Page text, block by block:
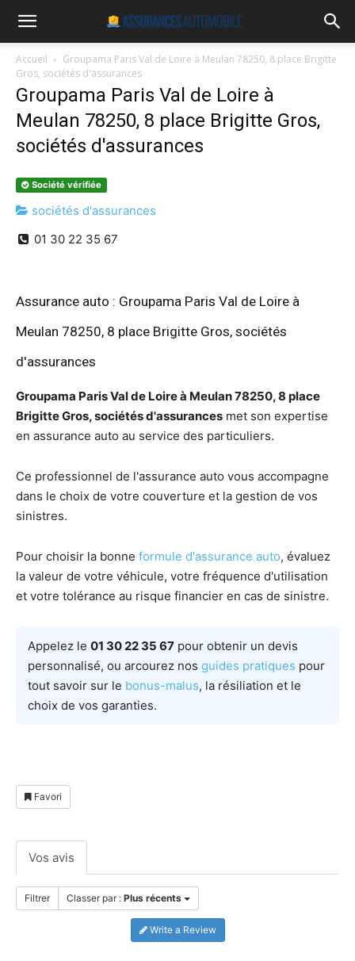
Accueil
Groupama Paris Val de Loire à Meulan 78250, 8 place Brigitte
Gros, sociétés d'assurances
Groupama Paris Val de Loire à
Meulan 78250, 8 place Brigitte Gros,
sociétés d'assurances
Société vérifiée
sociétés d'assurances
01 30 22 35 67
Assurance auto : Groupama Paris Val de Loire à
Meulan 78250, 8 place Brigitte Gros, sociétés
d'assurances
Groupama Paris Val de Loire à Meulan 78250, 8 place
Brigitte Gros, sociétés d'assurances met son expertise
en assurance auto au service des particuliers.
Ce professionnel de l'assurance auto vous accompagne
dans le choix de votre couverture et la gestion de vos
sinistres.
Pour choisir la bonne formule d'assurance auto, évaluez
la valeur de votre véhicule, votre fréquence d'utilisation
et votre tolérance au risque financier en cas de sinistre.
Appelez le 01 30 22 35 67 pour obtenir un devis
personnalisé, ou arcourez nos guides pratiques pour
tout savoir sur le bonus-malus, la résiliation et le
choix de vos garanties.
Favori
Vos avis
Filtrer Classer par : Plus récents
Write a Review